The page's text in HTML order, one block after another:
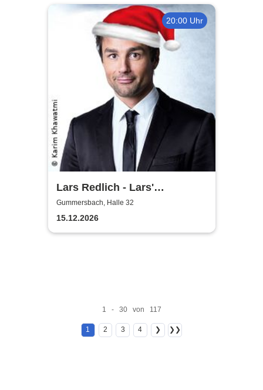
20:00 Uhr
Lars Redlich - Lars'
Christmas
Gummersbach, Halle 32
15.12.2026
1 - 30 von 117
1 2 3 4 ❯ ❯❯